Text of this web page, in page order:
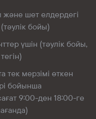
және шет елдердегі
бойы)
үшін (тәулік бойы,
тек мерзімі өткен
бойынша
9:00-ден 18:00-ге